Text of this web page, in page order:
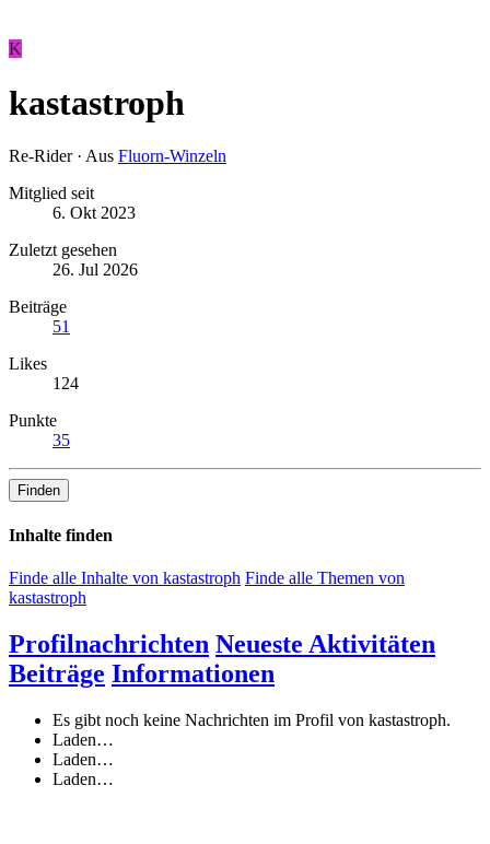
K
kastastroph
Re-Rider · Aus Fluorn-Winzeln
Mitglied seit
6. Okt 2023
Zuletzt gesehen
26. Jul 2026
Beiträge
51
Likes
124
Punkte
35
Finden
Inhalte finden
Finde alle Inhalte von kastastroph Finde alle Themen von
kastastroph
Profilnachrichten Neueste Aktivitäten
Beiträge Informationen
Es gibt noch keine Nachrichten im Profil von kastastroph.
Laden…
Laden…
Laden…